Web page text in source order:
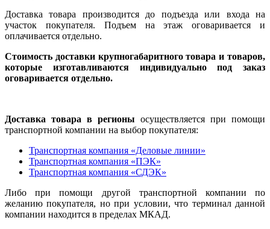
Доставка товара производится до подъезда или входа на
участок покупателя. Подъем на этаж оговаривается и
оплачивается отдельно.
Стоимость доставки крупногабаритного товара и товаров,
которые изготавливаются индивидуально под заказ
оговаривается отдельно.
Доставка товара в регионы осуществляется при помощи
транспортной компании на выбор покупателя:
Транспортная компания «Деловые линии»
Транспортная компания «ПЭК»
Транспортная компания «СДЭК»
Либо при помощи другой транспортной компании по
желанию покупателя, но при условии, что терминал данной
компании находится в пределах МКАД.